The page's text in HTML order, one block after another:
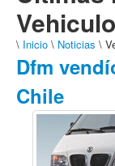
\ Inicio \ Noticias \
Dfm
Chile